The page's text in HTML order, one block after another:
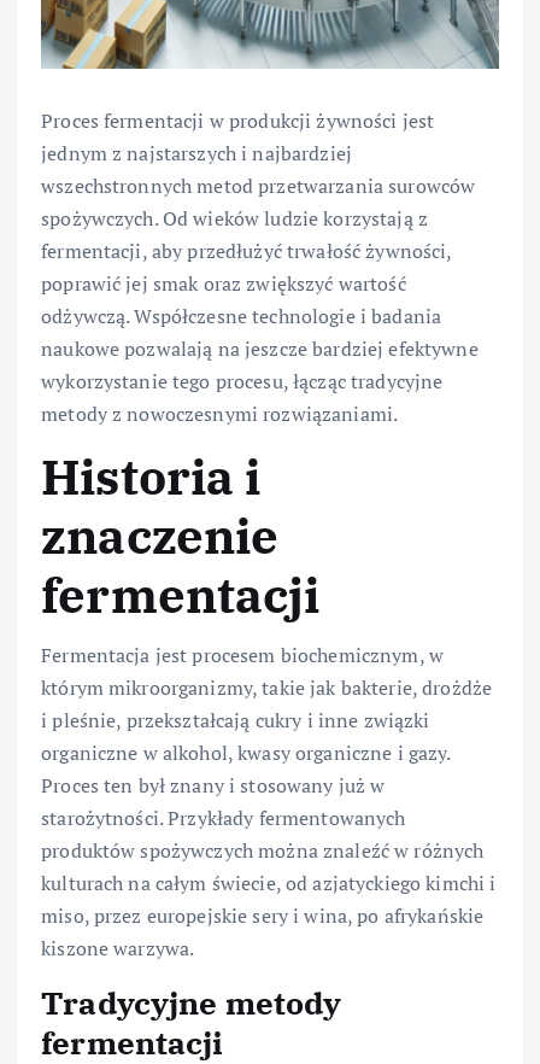
Proces fermentacji w produkcji żywności jest
jednym z najstarszych i najbardziej
wszechstronnych metod przetwarzania surowców
spożywczych. Od wieków ludzie korzystają z
fermentacji, aby przedłużyć trwałość żywności,
poprawić jej smak oraz zwiększyć wartość
odżywczą. Współczesne technologie i badania
naukowe pozwalają na jeszcze bardziej efektywne
wykorzystanie tego procesu, łącząc tradycyjne
metody z nowoczesnymi rozwiązaniami.
Historia i
znaczenie
fermentacji
Fermentacja jest procesem biochemicznym, w
którym mikroorganizmy, takie jak bakterie, drożdże
i pleśnie, przekształcają cukry i inne związki
organiczne w alkohol, kwasy organiczne i gazy.
Proces ten był znany i stosowany już w
starożytności. Przykłady fermentowanych
produktów spożywczych można znaleźć w różnych
kulturach na całym świecie, od azjatyckiego kimchi i
miso, przez europejskie sery i wina, po afrykańskie
kiszone warzywa.
Tradycyjne metody
fermentacji